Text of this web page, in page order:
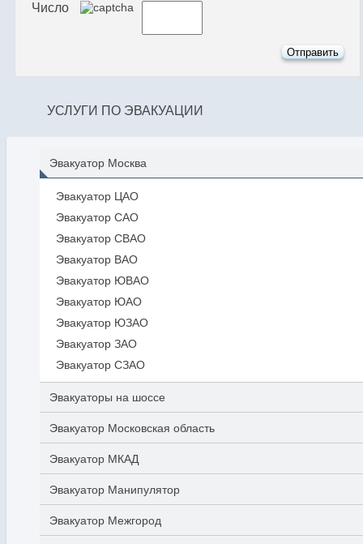
Число
УСЛУГИ ПО ЭВАКУАЦИИ
Эвакуатор Москва
Эвакуатор ЦАО
Эвакуатор САО
Эвакуатор СВАО
Эвакуатор ВАО
Эвакуатор ЮВАО
Эвакуатор ЮАО
Эвакуатор ЮЗАО
Эвакуатор ЗАО
Эвакуатор СЗАО
Эвакуаторы на шоссе
Эвакуатор Московская область
Эвакуатор МКАД
Эвакуатор Манипулятор
Эвакуатор Межгород